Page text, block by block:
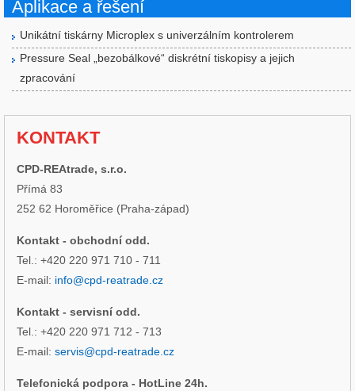
Aplikace a řešení
Unikátní tiskárny Microplex s univerzálním kontrolerem
Pressure Seal „bezobálkové“ diskrétní tiskopisy a jejich
zpracování
KONTAKT
CPD-REAtrade, s.r.o.
Přímá 83
252 62 Horoměřice (Praha-západ)
Kontakt - obchodní odd.
Tel.: +420 220 971 710 - 711
E-mail: info@cpd-reatrade.cz
Kontakt - servisní odd.
Tel.: +420 220 971 712 - 713
E-mail: servis@cpd-reatrade.cz
Telefonická podpora - HotLine 24h.